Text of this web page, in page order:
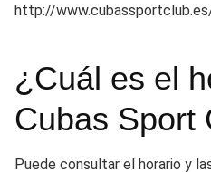
http://
¿Cuál es el
Cubas Sport
Puede consultar el horario y